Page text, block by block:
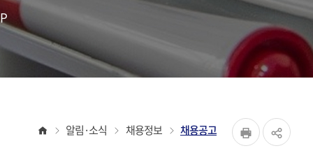
홈 알림·소식 채용정보 채용공고
페이지